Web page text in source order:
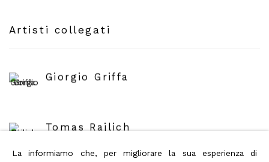
Artisti collegati
Giorgio Griffa
Tomas Rajlich
La informiamo che, per migliorare la sua esperienza di